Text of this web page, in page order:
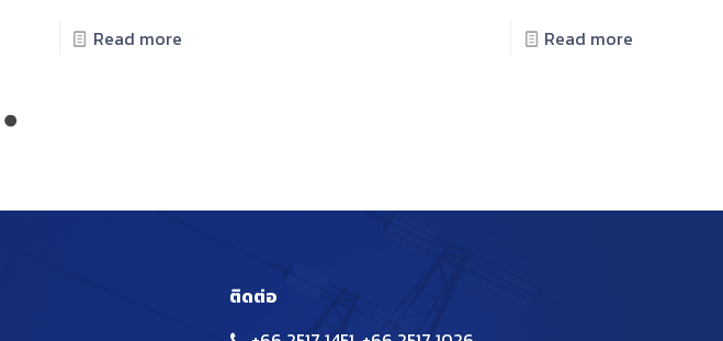
Read more Read more
ติดต่อ